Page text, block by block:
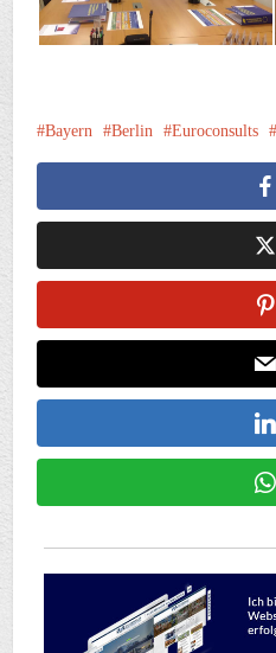
Bayern Berlin Euroconsults